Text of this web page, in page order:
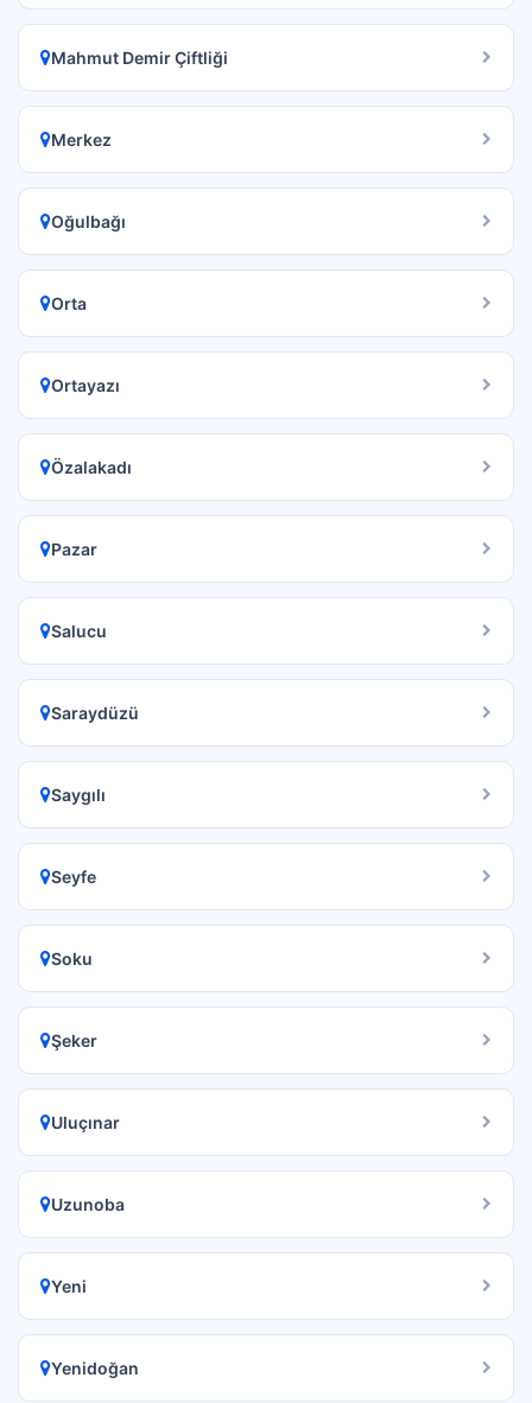
Mahmut Demir Çiftliği
Merkez
Oğulbağı
Orta
Ortayazı
Özalakadı
Pazar
Salucu
Saraydüzü
Saygılı
Seyfe
Soku
Şeker
Uluçınar
Uzunoba
Yeni
Yenidoğan